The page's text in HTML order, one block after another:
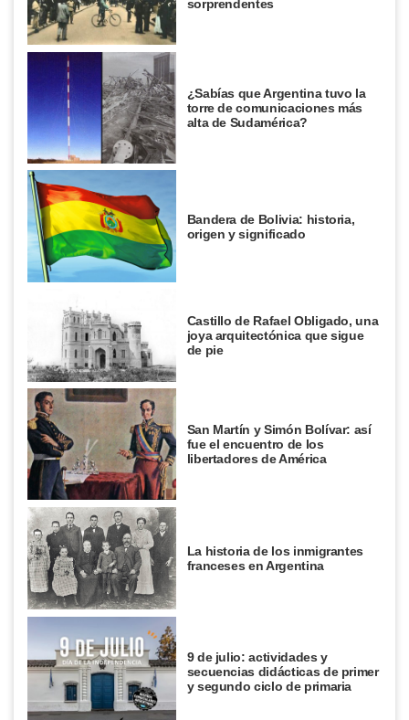
sorprendentes
¿Sabías que Argentina tuvo la
torre de comunicaciones más
alta de Sudamérica?
Bandera de Bolivia: historia,
origen y significado
Castillo de Rafael Obligado, una
joya arquitectónica que sigue
de pie
San Martín y Simón Bolívar: así
fue el encuentro de los
libertadores de América
La historia de los inmigrantes
franceses en Argentina
9 de julio: actividades y
secuencias didácticas de primer
y segundo ciclo de primaria